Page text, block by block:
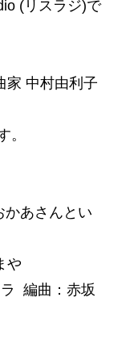
(リスラジ)で
家 中村由利子
。
かあさんとい
や
編曲：赤坂